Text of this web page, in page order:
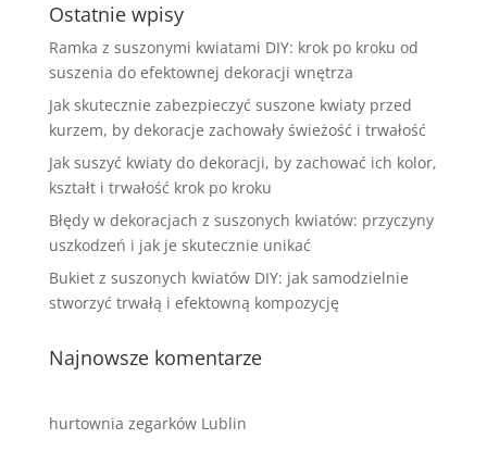
Ostatnie wpisy
Ramka z suszonymi kwiatami DIY: krok po kroku od
suszenia do efektownej dekoracji wnętrza
Jak skutecznie zabezpieczyć suszone kwiaty przed
kurzem, by dekoracje zachowały świeżość i trwałość
Jak suszyć kwiaty do dekoracji, by zachować ich kolor,
kształt i trwałość krok po kroku
Błędy w dekoracjach z suszonych kwiatów: przyczyny
uszkodzeń i jak je skutecznie unikać
Bukiet z suszonych kwiatów DIY: jak samodzielnie
stworzyć trwałą i efektowną kompozycję
Najnowsze komentarze
hurtownia zegarków Lublin